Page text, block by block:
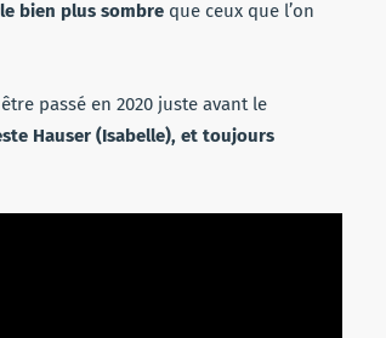
bien plus sombre que ceux que l’on
passé en 2020 juste avant le
Hauser (Isabelle), et toujours